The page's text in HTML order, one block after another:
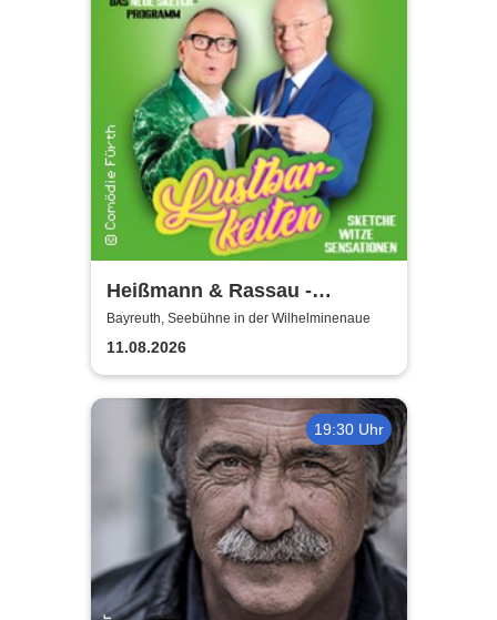
Heißmann & Rassau -
Lustbarkeiten
Bayreuth, Seebühne in der Wilhelminenaue
11.08.2026
19:30 Uhr